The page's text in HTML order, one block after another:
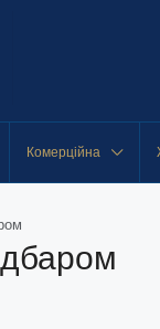
Комерційна